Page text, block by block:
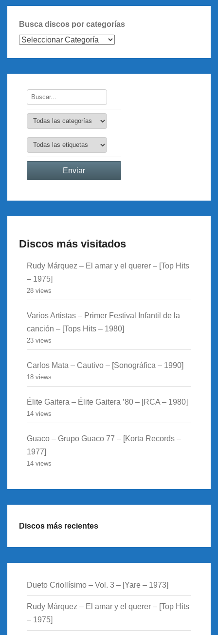
Busca discos por categorías
Discos más visitados
Rudy Márquez – El amar y el querer – [Top Hits
– 1975]
28 views
Varios Artistas – Primer Festival Infantil de la
canción – [Tops Hits – 1980]
23 views
Carlos Mata – Cautivo – [Sonográfica – 1990]
18 views
Élite Gaitera – Élite Gaitera ’80 – [RCA – 1980]
14 views
Guaco – Grupo Guaco 77 – [Korta Records –
1977]
14 views
Discos más recientes
Dueto Criollísimo – Vol. 3 – [Yare – 1973]
Rudy Márquez – El amar y el querer – [Top Hits
– 1975]